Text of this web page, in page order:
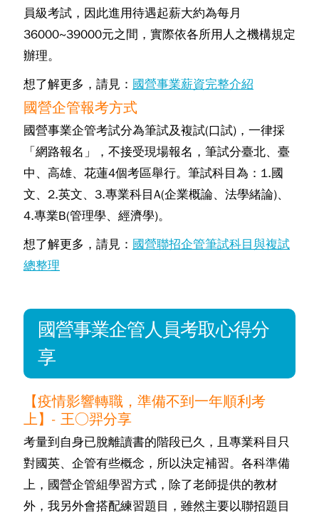
員級考試，因此進用待遇起薪大約為每月
36000~39000元之間，實際依各所用人之機構規定
辦理。
想了解更多，請見： 國營事業薪資完整介紹
國營企管報考方式
國營事業企管考試分為筆試及複試(口試)，一律採
「網路報名」，不接受現場報名，筆試分臺北、臺
中、高雄、花蓮4個考區舉行。筆試科目為：1.國
文、2.英文、3.專業科目A(企業概論、法學緒論)、
4.專業B(管理學、經濟學)。
想了解更多，請見： 國營聯招企管筆試科目與複試
總整理
國營事業企管人員考取心得分
享
【疫情影響轉職，準備不到一年順利考
上】- 王○羿分享
考量到自身已脫離讀書的階段已久，且專業科目只
對國英、企管有些概念，所以決定補習。各科準備
上，國營企管組學習方式，除了老師提供的教材
外，我另外會搭配練習題目，雖然主要以聯招題目